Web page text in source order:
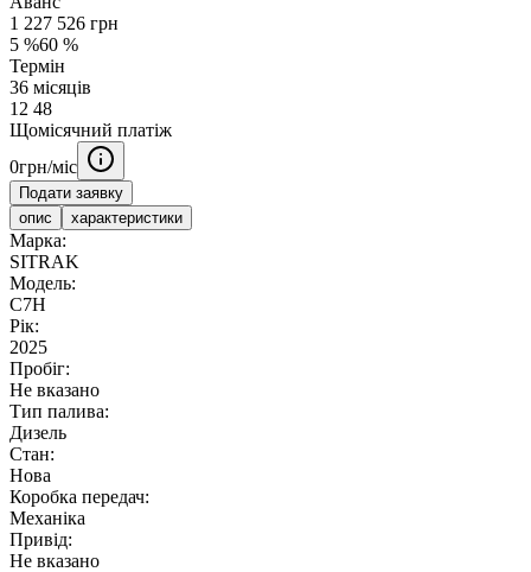
1 227 526 грн
5 %60 %
Термін
36 місяців
12 48
Щомісячний платіж
0грн/міс
Подати заявку
опис
характеристики
Марка:
SITRAK
Модель:
C7H
Рік:
2025
Пробіг:
Не вказано
Тип палива:
Дизель
Стан:
Нова
Коробка передач:
Механіка
Привід:
Не вказано